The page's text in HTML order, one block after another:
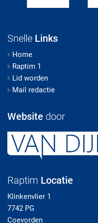
Snelle Links
Home
Raptim 1
Lid worden
Mail redactie
Website door
Raptim Locatie
Klinkenvlier 1
7742 PG
Coevorden